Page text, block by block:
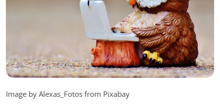
Image by Alexas_Fotos from Pixabay